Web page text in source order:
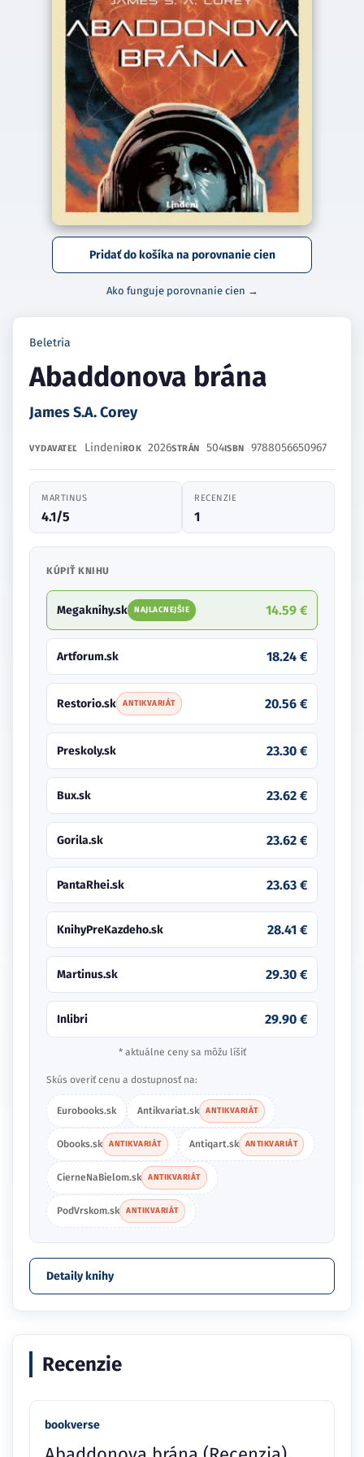
Pridať do košíka na porovnanie cien
Ako funguje porovnanie cien →
Beletria
Abaddonova brána
James S.A. Corey
VYDAVATEĽ LindeniROK 2026STRÁN 504ISBN 9788056650967
MARTINUS
4.1/5
RECENZIE
1
KÚPIŤ KNIHU
Megaknihy.sk NAJLACNEJŠIE 14.59 €
Artforum.sk 18.24 €
Restorio.sk ANTIKVARIÁT 20.56 €
Preskoly.sk 23.30 €
Bux.sk 23.62 €
Gorila.sk 23.62 €
PantaRhei.sk 23.63 €
KnihyPreKazdeho.sk 28.41 €
Martinus.sk 29.30 €
Inlibri 29.90 €
* aktuálne ceny sa môžu líšiť
Skús overiť cenu a dostupnosť na:
Eurobooks.sk Antikvariat.sk ANTIKVARIÁT
Obooks.sk ANTIKVARIÁT Antiqart.sk ANTIKVARIÁT
CierneNaBielom.sk ANTIKVARIÁT
PodVrskom.sk ANTIKVARIÁT
Detaily knihy
Recenzie
bookverse